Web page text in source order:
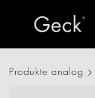
Produkte analog